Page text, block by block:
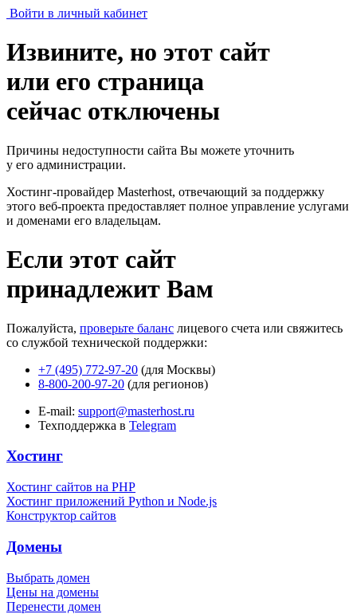
Войти в личный кабинет
Извините, но этот сайт
или его страница
сейчас отключены
Причины недоступности сайта Вы можете уточнить
у его администрации.
Хостинг-провайдер Masterhost, отвечающий за поддержку
этого веб-проекта предоставляет полное управление услугами
и доменами его владельцам.
Если этот сайт
принадлежит Вам
Пожалуйста, проверьте баланс лицевого счета или свяжитесь
со службой технической поддержки:
+7 (495) 772-97-20 (для Москвы)
8-800-200-97-20 (для регионов)
E-mail: support@masterhost.ru
Техподдержка в Telegram
Хостинг
Хостинг сайтов на PHP
Хостинг приложений Python и Node.js
Конструктор сайтов
Домены
Выбрать домен
Цены на домены
Перенести домен